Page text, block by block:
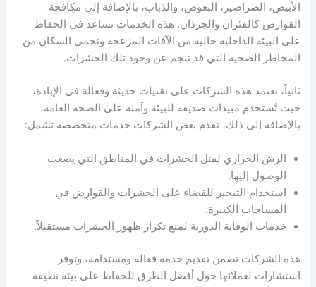
الأبيض، الصراصير، البعوض، والذباب، بالإضافة إلى مكافحة
القوارض كالفئران والجرذان. هذه الخدمات تساعد في الحفاظ
على البيئة الداخلية خالية من الآفات المزعجة وتحمي السكان من
المخاطر الصحية التي قد تنجم عن وجود تلك الحشرات.
ثانياً، تعتمد هذه الشركات على تقنيات حديثة وفعالة في الإبادة،
حيث تُستخدم مبيدات صديقة للبيئة وآمنة على الصحة العامة.
بالإضافة إلى ذلك، تقدم بعض الشركات خدمات متخصصة تشمل:
الرش الحراري لقتل الحشرات في المناطق التي يصعب
الوصول إليها.
استخدام التبخير للقضاء على الحشرات والقوارض في
المساحات الكبيرة.
خدمات الوقاية الدورية لمنع تكرار ظهور الحشرات مستقبلاً.
هذه الشركات تضمن تقديم خدمة فعالة ومستدامة، وتوفر
استشارات لعملائها حول أفضل الطرق للحفاظ على بيئة نظيفة